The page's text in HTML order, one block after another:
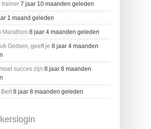
trainer 7 jaar 10 maanden geleden
1 maand geleden
Marathon 8 jaar 4 maanden geleden
Gerben, geeft je 8 jaar 4 maanden
succes zijn 8 jaar 8 maanden
Bert 8 jaar 8 maanden geleden